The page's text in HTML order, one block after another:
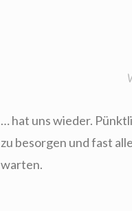
… hat uns wieder.
zu besorgen und fast
warten.